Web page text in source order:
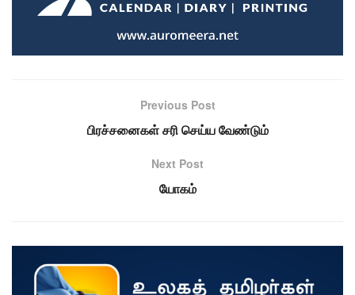
Previous Post
பிரச்சனைகள் சரி செய்ய வேண்டும்
Next Post
யோகம்